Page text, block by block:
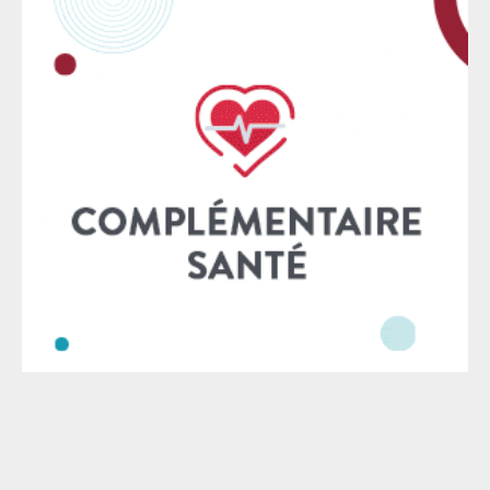
légalité des tirs et inverse la charge de la preuve :
l’usage de leur arme à feu par les forces de l’ordre
sera considéré, a priori, comme étant légal, c’est-à-
dire nécessaire et proportionné. Il appartiendra au
procureur – en pratique aux familles des victimes – de
démontrer que le tir mortel n’était pas justifié. Ce
texte s’inscrit dans le bilan déjà alarmant de la loi
Cazeneuve de 2017 et la création de l’article L.435-1 du
Code de la sécurité intérieure : elle autorise les
policiers à utiliser leur arme dès lors qu’ils estiment
que les occupants d’un véhicule sont susceptibles
juges d’une situation pouvant s’avérer mortelle.
Depuis son adoption, au moins